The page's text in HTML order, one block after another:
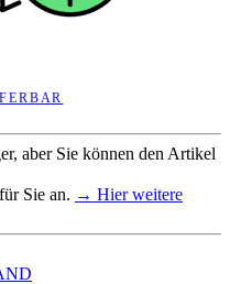
aber Sie können den Artikel
Sie an. → Hier weitere